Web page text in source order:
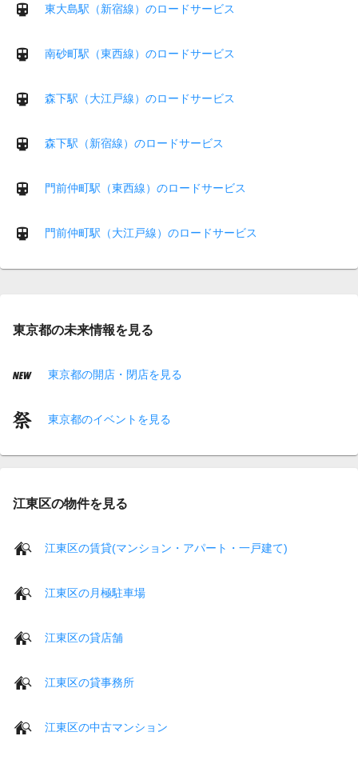
東大島駅（新宿線）のロードサービス
南砂町駅（東西線）のロードサービス
森下駅（大江戸線）のロードサービス
森下駅（新宿線）のロードサービス
門前仲町駅（東西線）のロードサービス
門前仲町駅（大江戸線）のロードサービス
東京都の未来情報を見る
東京都の開店・閉店を見る
東京都のイベントを見る
江東区の物件を見る
江東区の賃貸(マンション・アパート・一戸建て)
江東区の月極駐車場
江東区の貸店舗
江東区の貸事務所
江東区の中古マンション